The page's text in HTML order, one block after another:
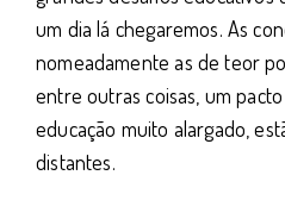
um dia lá chegaremos. As
nomeadamente as de teor
entre outras coisas, um
educação muito alargado,
distantes.